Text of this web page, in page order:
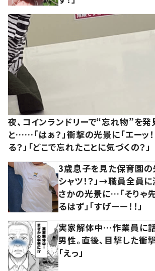
夜、コインランドリーで“忘れ物”を発
と……「はぁ？」衝撃の光景に「エーッ！
る？」「どこで忘れたことに気づくの？」
3歳息子を見た保育園の
シャツ！？」→職員全員
さかの光景に…「そりゃ
るはず」「すげーー！！」
実家解体中…作業員に
男性。直後、目撃した
「えっ」